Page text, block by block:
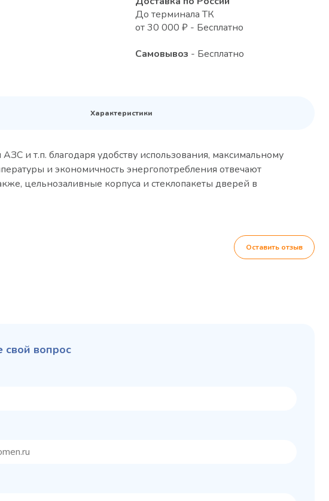
До терминала ТК
от 30 000 ₽ - Бесплатно
Самовывоз - Бесплатно
Характеристики
и т.п. благодаря удобству использования, максимальному
и экономичность энергопотребления отвечают
цельнозаливные корпуса и стеклопакеты дверей в
0,2
Оставить отзыв
свой вопрос